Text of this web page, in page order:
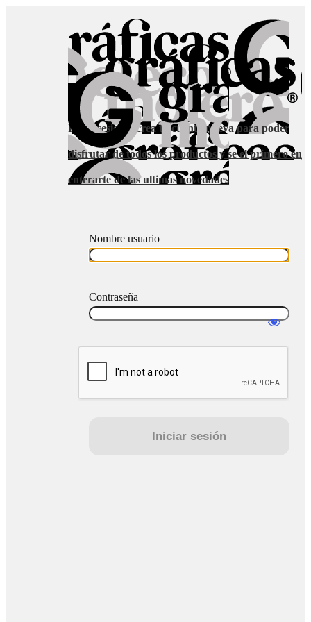
Inicia sesion o crea tu cuenta nueva para poder
disfrutar de todos los productos y se el primero en
enterarte de las ultimas novedades
Nombre usuario
Contraseña